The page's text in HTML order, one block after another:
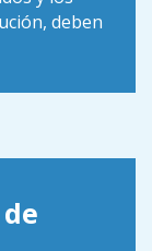
deben